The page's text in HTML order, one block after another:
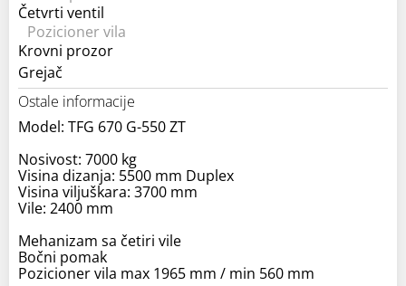
Četvrti ventil
Pozicioner vila
Krovni prozor
Grejač
Ostale informacije
Model: TFG 670 G-550 ZT
Nosivost: 7000 kg
Visina dizanja: 5500 mm Duplex
Visina viljuškara: 3700 mm
Vile: 2400 mm
Mehanizam sa četiri vile
Bočni pomak
Pozicioner vila max 1965 mm / min 560 mm